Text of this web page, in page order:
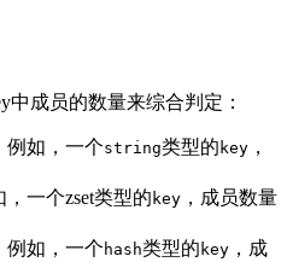
中成员的数量来综合判定：
例如，一个string类型的 key ，
一个zset类型的 key ，成员数量
例如，一个 hash类型的 key ，成